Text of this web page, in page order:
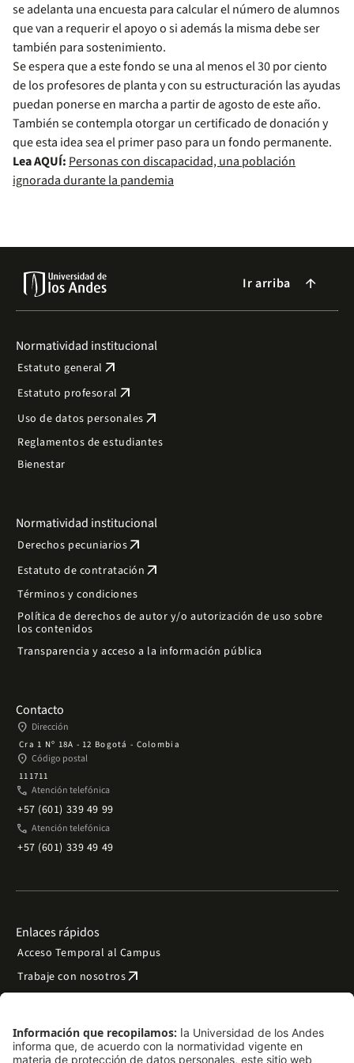
se adelanta una encuesta para calcular el número de alumnos
que van a requerir el apoyo o si además la misma debe ser
también para sostenimiento.
Se espera que a este fondo se una al menos el 30 por ciento
de los profesores de planta y con su estructuración las ayudas
puedan ponerse en marcha a partir de agosto de este año.
También se contempla otorgar un certificado de donación y
que esta idea sea el primer paso para un fondo permanente.
Lea AQUÍ: Personas con discapacidad, una población
ignorada durante la pandemia
Ir arriba arrow_forward
Normatividad institucional
Estatuto general arrow_outward
Estatuto profesoral arrow_outward
Uso de datos personales arrow_outward
Reglamentos de estudiantes
Bienestar
Normatividad institucional
Derechos pecuniariosarrow_outward
Estatuto de contratación arrow_outward
Términos y condiciones
Política de derechos de autor y/o autorización de uso sobre
los contenidos
Transparencia y acceso a la información pública
Contacto
place Dirección
Cra 1 Nº 18A - 12 Bogotá - Colombia
place Código postal
111711
phone Atención telefónica
+57 (601) 339 49 99
phone Atención telefónica
+57 (601) 339 49 49
Enlaces rápidos
Acceso Temporal al Campus
Trabaje con nosotrosarrow_outward
Preguntas frecuentes
Filantropía y donacionesarrow_outward